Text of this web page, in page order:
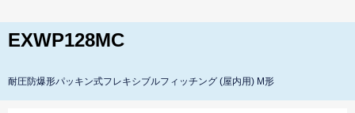
EXWP128MC
耐圧防爆形パッキン式フレキシブルフィッチング (屋内用) M形